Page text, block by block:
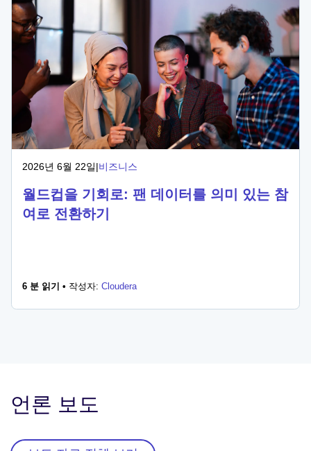
2026년 6월 22일|비즈니스
월드컵을 기회로: 팬 데이터를 의미 있는 참
여로 전환하기
6 분 읽기 • 작성자: Cloudera
언론 보도